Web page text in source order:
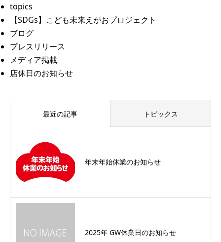
topics
【SDGs】こども未来えがおプロジェクト
ブログ
プレスリリース
メディア掲載
店休日のお知らせ
最近の記事 トピックス
年末年始休業のお知らせ
2025年 GW休業日のお知らせ